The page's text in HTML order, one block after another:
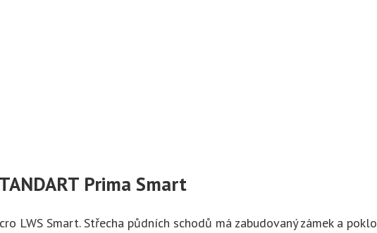
Prima Smart
LWS Smart. Střecha půdních schodů má zabudovaný zámek a